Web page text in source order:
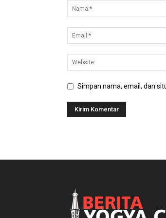
Simpan nama, email, dan